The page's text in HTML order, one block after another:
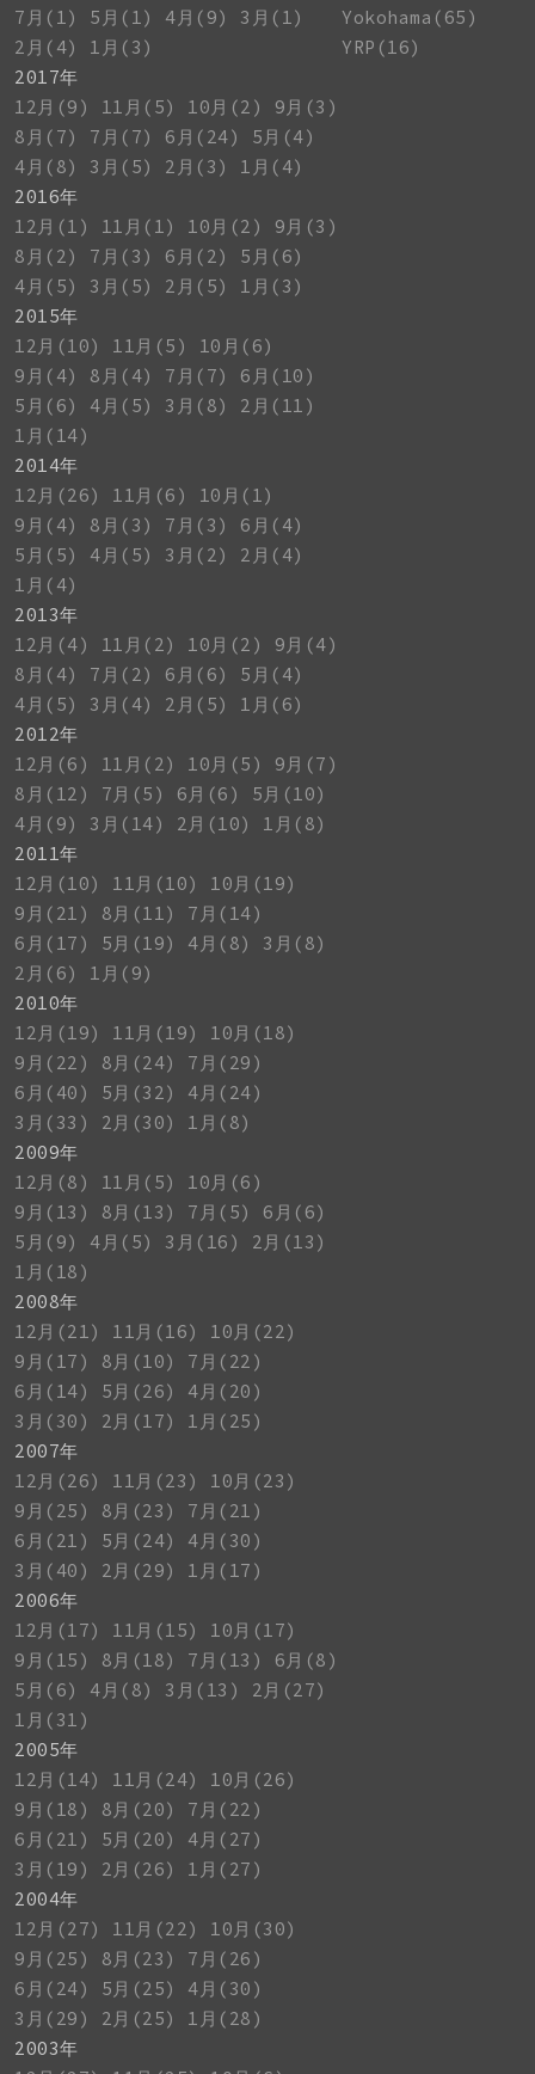
7月(1)
5月(1) 4月(9)
3月(1)
2月(4)
1月(3)
2017年
12月(9)
11月(5) 10月(2)
9月(3)
8月(7)
7月(7) 6月(24)
5月(4)
4月(8)
3月(5) 2月(3)
1月(4)
2016年
12月(1)
11月(1) 10月(2)
9月(3)
8月(2)
7月(3) 6月(2)
5月(6)
4月(5)
3月(5) 2月(5)
1月(3)
2015年
12月(10)
11月(5)
10月(6)
9月(4)
8月(4) 7月(7)
6月(10)
5月(6)
4月(5) 3月(8)
2月(11)
1月(14)
2014年
12月(26)
11月(6)
10月(1)
9月(4)
8月(3) 7月(3)
6月(4)
5月(5)
4月(5) 3月(2)
2月(4)
1月(4)
2013年
12月(4)
11月(2) 10月(2)
9月(4)
8月(4)
7月(2) 6月(6)
5月(4)
4月(5)
3月(4) 2月(5)
1月(6)
2012年
12月(6)
11月(2) 10月(5)
9月(7)
8月(12)
7月(5) 6月(6)
5月(10)
4月(9)
3月(14) 2月(10)
1月(8)
2011年
12月(10)
11月(10)
10月(19)
9月(21)
8月(11)
7月(14)
6月(17)
5月(19) 4月(8)
3月(8)
2月(6)
1月(9)
2010年
12月(19)
11月(19)
10月(18)
9月(22)
8月(24)
7月(29)
6月(40)
5月(32)
4月(24)
3月(33)
2月(30)
1月(8)
2009年
12月(8)
11月(5)
10月(6)
9月(13)
8月(13) 7月(5)
6月(6)
5月(9)
4月(5) 3月(16)
2月(13)
1月(18)
2008年
12月(21)
11月(16)
10月(22)
9月(17)
8月(10)
7月(22)
6月(14)
5月(26)
4月(20)
3月(30)
2月(17)
1月(25)
2007年
12月(26)
11月(23)
10月(23)
9月(25)
8月(23)
7月(21)
6月(21)
5月(24)
4月(30)
3月(40)
2月(29)
1月(17)
2006年
12月(17)
11月(15)
10月(17)
9月(15)
8月(18) 7月(13)
6月(8)
5月(6)
4月(8) 3月(13)
2月(27)
1月(31)
2005年
12月(14)
11月(24)
10月(26)
9月(18)
8月(20)
7月(22)
6月(21)
5月(20)
4月(27)
3月(19)
2月(26)
1月(27)
2004年
12月(27)
11月(22)
10月(30)
9月(25)
8月(23)
7月(26)
6月(24)
5月(25)
4月(30)
3月(29)
2月(25)
1月(28)
2003年
Yokohama(65)
YRP(16)